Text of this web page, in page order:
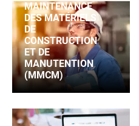
MAINTENANCE
DES MATÉRIELS
DE
CONSTRUCTION
ET DE
MANUTENTION
(MMCM)